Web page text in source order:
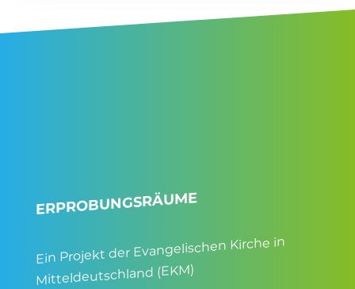
ERPROBUNGSRÄUME
Ein Projekt der Evangelischen Kirche in
Mitteldeutschland (EKM)